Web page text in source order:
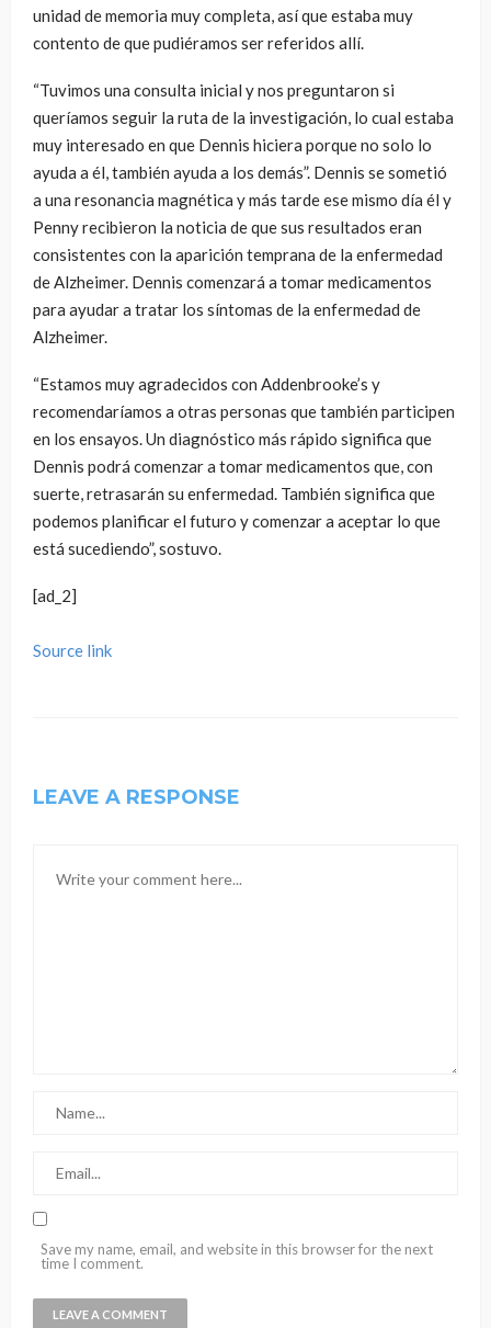
unidad de memoria muy completa, así que estaba muy
contento de que pudiéramos ser referidos allí.
“Tuvimos una consulta inicial y nos preguntaron si
queríamos seguir la ruta de la investigación, lo cual estaba
muy interesado en que Dennis hiciera porque no solo lo
ayuda a él, también ayuda a los demás”. Dennis se sometió
a una resonancia magnética y más tarde ese mismo día él y
Penny recibieron la noticia de que sus resultados eran
consistentes con la aparición temprana de la enfermedad
de Alzheimer. Dennis comenzará a tomar medicamentos
para ayudar a tratar los síntomas de la enfermedad de
Alzheimer.
“Estamos muy agradecidos con Addenbrooke’s y
recomendaríamos a otras personas que también participen
en los ensayos. Un diagnóstico más rápido significa que
Dennis podrá comenzar a tomar medicamentos que, con
suerte, retrasarán su enfermedad. También significa que
podemos planificar el futuro y comenzar a aceptar lo que
está sucediendo”, sostuvo.
[ad_2]
Source link
LEAVE A RESPONSE
Save my name, email, and website in this browser for the next
time I comment.